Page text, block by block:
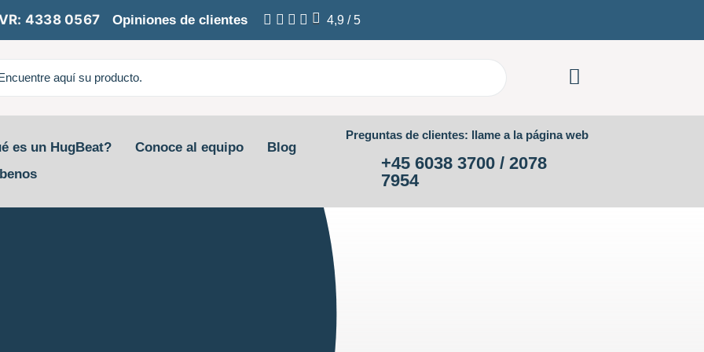
4338 0567 Opiniones de clientes 4,9 /5
es un HugBeat? Conoce al equipo
Blog
Preguntas de clientes: llame a la página web
+45 6038 3700 / 2078
7954